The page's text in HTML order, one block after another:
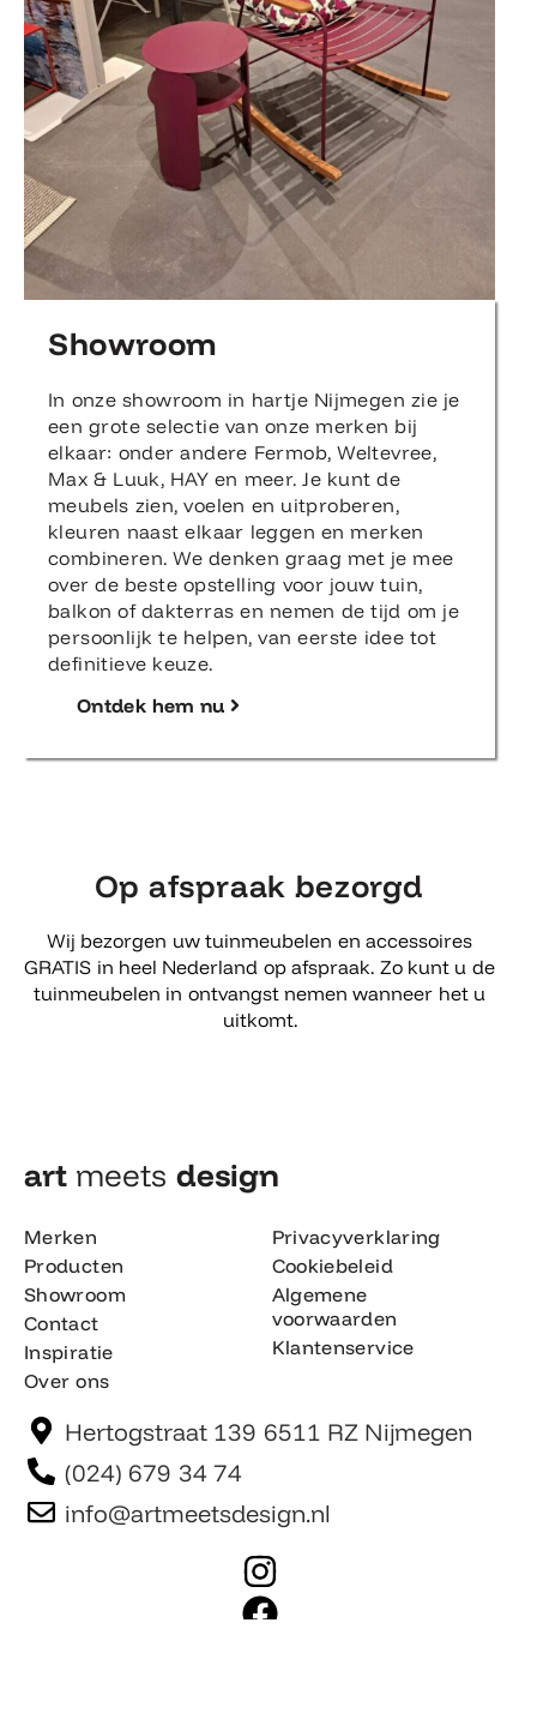
Showroom
In onze showroom in hartje Nijmegen zie je
een grote selectie van onze merken bij
elkaar: onder andere Fermob, Weltevree,
Max & Luuk, HAY en meer. Je kunt de
meubels zien, voelen en uitproberen,
kleuren naast elkaar leggen en merken
combineren. We denken graag met je mee
over de beste opstelling voor jouw tuin,
balkon of dakterras en nemen de tijd om je
persoonlijk te helpen, van eerste idee tot
definitieve keuze.
Ontdek hem nu
Op afspraak bezorgd
Wij bezorgen uw tuinmeubelen en accessoires
GRATIS in heel Nederland op afspraak. Zo kunt u de
tuinmeubelen in ontvangst nemen wanneer het u
uitkomt.
art meets design​
Merken
Producten
Showroom
Contact
Inspiratie
Over ons
Privacyverklaring
Cookiebeleid
Algemene
voorwaarden
Klantenservice
Hertogstraat 139 6511 RZ Nijmegen
(024) 679 34 74
info@artmeetsdesign.nl
I
n
F